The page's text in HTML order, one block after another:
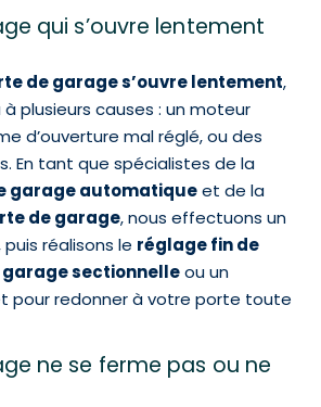
qui s’ouvre lentement
de garage s’ouvre lentement,
plusieurs causes : un moteur
d’ouverture mal réglé, ou des
En tant que spécialistes de la
garage automatiqueet de la
de garage, nous effectuons un
réalisons le réglage fin de
sectionnelleou un
pour redonner à votre porte toute
ne se ferme pas ou ne